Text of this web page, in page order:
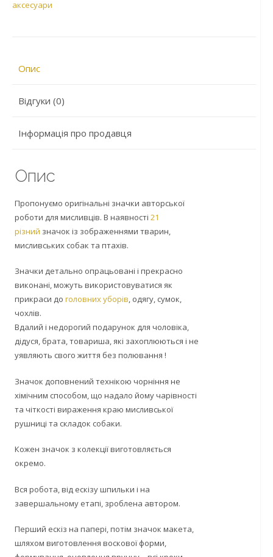
аксесуари
Опис
Відгуки (0)
Інформація про продавця
Опис
Пропонуємо оригінальні значки авторської
роботи для мисливців. В наявності 21
різний значок із зображеннями тварин,
мисливських собак та птахів.
Значки детально опрацьовані і прекрасно
виконані, можуть використовуватися як
прикраси до головних уборів, одягу, сумок,
чохлів.
Вдалий і недорогий подарунок для чоловіка,
дідуся, брата, товариша, які захоплюються і не
уявляють свого життя без полювання !
Значок доповнений технікою чорніння не
хімічним способом, що надало йому чарівності
та чіткості вираження краю мисливської
рушниці та складок собаки.
Кожен значок з колекції виготовляється
окремо.
Вся робота, від ескізу шпильки і на
завершальному етапі, зроблена автором.
Перший ескіз на папері, потім значок макета,
шляхом виготовлення воскової форми,